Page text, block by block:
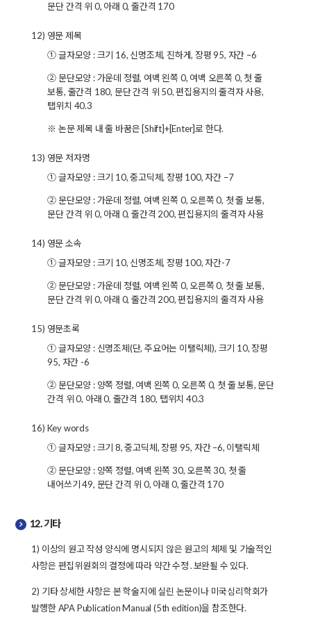
문단 간격 위 0, 아래 0, 줄간격 170
12) 영문 제목
① 글자모양 : 크기 16, 신명조체, 진하게, 장평 95, 자간 –6
② 문단모양 : 가운데 정렬, 여백 왼쪽 0, 여백 오른쪽 0, 첫 줄
보통, 줄간격 180, 문단 간격 위 50, 편집용지의 줄격자 사용,
탭위치 40.3
※ 논문 제목 내 줄 바꿈은 [Shift]+[Enter]로 한다.
13) 영문 저자명
① 글자모양 : 크기 10, 중고딕체, 장평 100, 자간 –7
② 문단모양 : 가운데 정렬, 여백 왼쪽 0, 오른쪽 0, 첫 줄 보통,
문단 간격 위 0, 아래 0, 줄간격 200, 편집용지의 줄격자 사용
14) 영문 소속
① 글자모양 : 크기 10, 신명조체, 장평 100, 자간-7
② 문단모양 : 가운데 정렬, 여백 왼쪽 0, 오른쪽 0, 첫 줄 보통,
문단 간격 위 0, 아래 0, 줄간격 200, 편집용지의 줄격자 사용
15) 영문초록
① 글자모양 : 신명조체(단, 주요어는 이탤릭체), 크기 10, 장평
95, 자간 -6
② 문단모양 : 양쪽 정렬, 여백 왼쪽 0, 오른쪽 0, 첫 줄 보통, 문단
간격 위 0, 아래 0, 줄간격 180, 탭위치 40.3
16) Key words
① 글자모양 : 크기 8, 중고딕체, 장평 95, 자간 –6, 이탤릭체
② 문단모양 : 양쪽 정렬, 여백 왼쪽 30, 오른쪽 30, 첫 줄
내어쓰기 49, 문단 간격 위 0, 아래 0, 줄간격 170
12. 기타
1) 이상의 원고 작성 양식에 명시되지 않은 원고의 체제 및 기술적인
사항은 편집위원회의 결정에 따라 약간 수정․보완될 수 있다.
2) 기타 상세한 사항은 본 학술지에 실린 논문이나 미국심리학회가
발행한 APA Publication Manual (5th edition)을 참조한다.